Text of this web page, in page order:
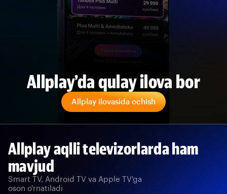
Allplay’da qulay ilova bor
Allplay ilovasida ochish
Allplay aqlli televizorlarda ham
mavjud
Smart TV, Android TV va Apple TV'ga
oson o'rnatiladi